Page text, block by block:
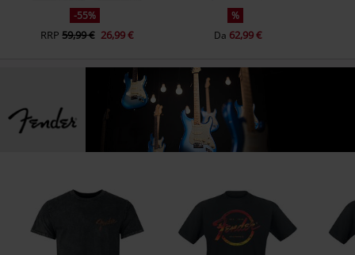
-55%
RRP 59,99 € 26,99 €
%
Da 62,99 €